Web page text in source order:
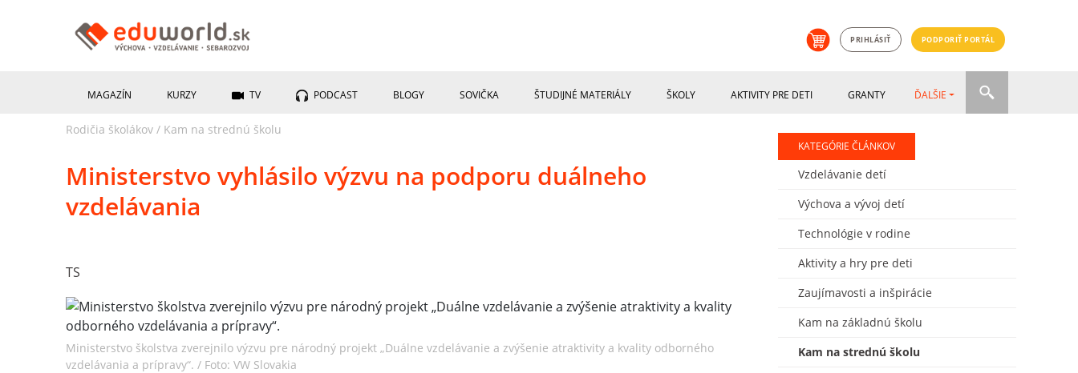
PRIHLÁSIŤ PODPORIŤ PORTÁL
MAGAZÍN KURZY TV PODCAST BLOGY SOVIČKA ŠTUDIJNÉ MATERIÁLY ŠKOLY AKTIVITY PRE DETI GRANTY ĎALŠIE
Rodičia školákov / Kam na strednú školu
Ministerstvo vyhlásilo výzvu na podporu duálneho
vzdelávania
TS
Ministerstvo školstva zverejnilo výzvu pre národný projekt „Duálne vzdelávanie a zvýšenie atraktivity a kvality odborného
vzdelávania a prípravy“. / Foto: VW Slovakia
KATEGÓRIE ČLÁNKOV
Vzdelávanie detí
Výchova a vývoj detí
Technológie v rodine
Aktivity a hry pre deti
Zaujímavosti a inšpirácie
Kam na základnú školu
Kam na strednú školu